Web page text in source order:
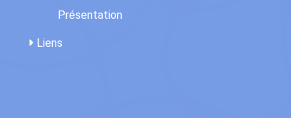
Présentation
Liens